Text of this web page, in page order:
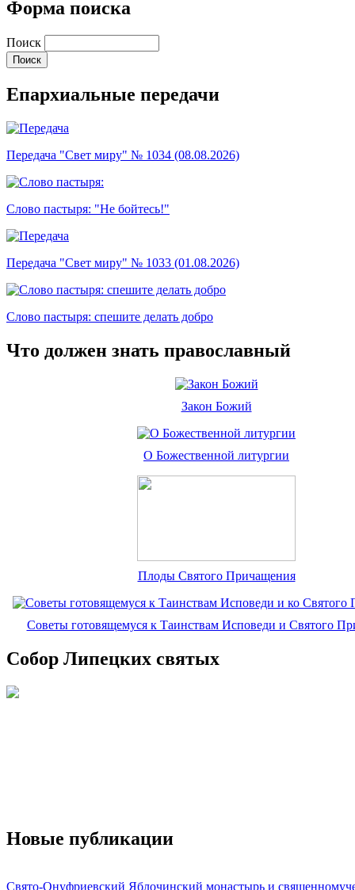
Форма поиска
Поиск
Епархиальные передачи
Передача "Свет миру" № 1034 (08.08.2026)
Слово пастыря: "Не бойтесь!"
Передача "Свет миру" № 1033 (01.08.2026)
Слово пастыря: спешите делать добро
Что должен знать православный
Закон Божий
О Божественной литургии
Плоды Святого Причащения
Советы готовящемуся к Таинствам Исповеди и Святого
Собор Липецких святых
Новые публикации
Свято-Онуфриевский Яблочинский монастырь и